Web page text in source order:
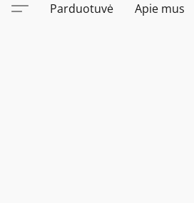
Parduotuvė Apie mus